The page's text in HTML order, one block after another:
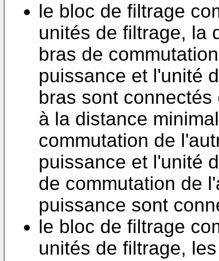
le bloc de filtrage
unités de filtrage, la
bras de
puissance et l'unité
bras sont
à la distance
commutation de
puissance et l'unité
de commutation de
puissance sont
le bloc de filtrage
unités de filtrage,